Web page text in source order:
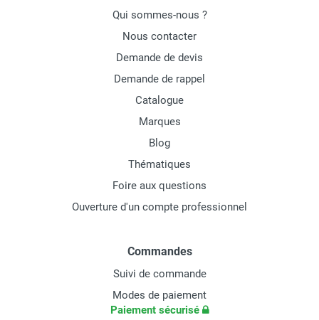
Qui sommes-nous ?
Nous contacter
Demande de devis
Demande de rappel
Catalogue
Marques
Blog
Thématiques
Foire aux questions
Ouverture d'un compte professionnel
Commandes
Suivi de commande
Modes de paiement
Paiement sécurisé